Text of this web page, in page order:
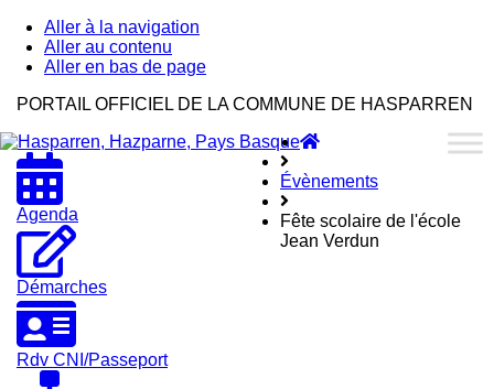
Aller à la navigation
Aller au contenu
Aller en bas de page
Hasparren,
Pays
Basque
PORTAIL OFFICIEL DE LA COMMUNE DE HASPARREN
Agenda
Démarches
Rdv CNI/Passeport
Accueil
Évènements
Fête scolaire de l'école
Jean Verdun